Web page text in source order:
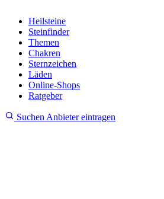
Heilsteine
Steinfinder
Themen
Chakren
Sternzeichen
Läden
Online-Shops
Ratgeber
Suchen Anbieter eintragen